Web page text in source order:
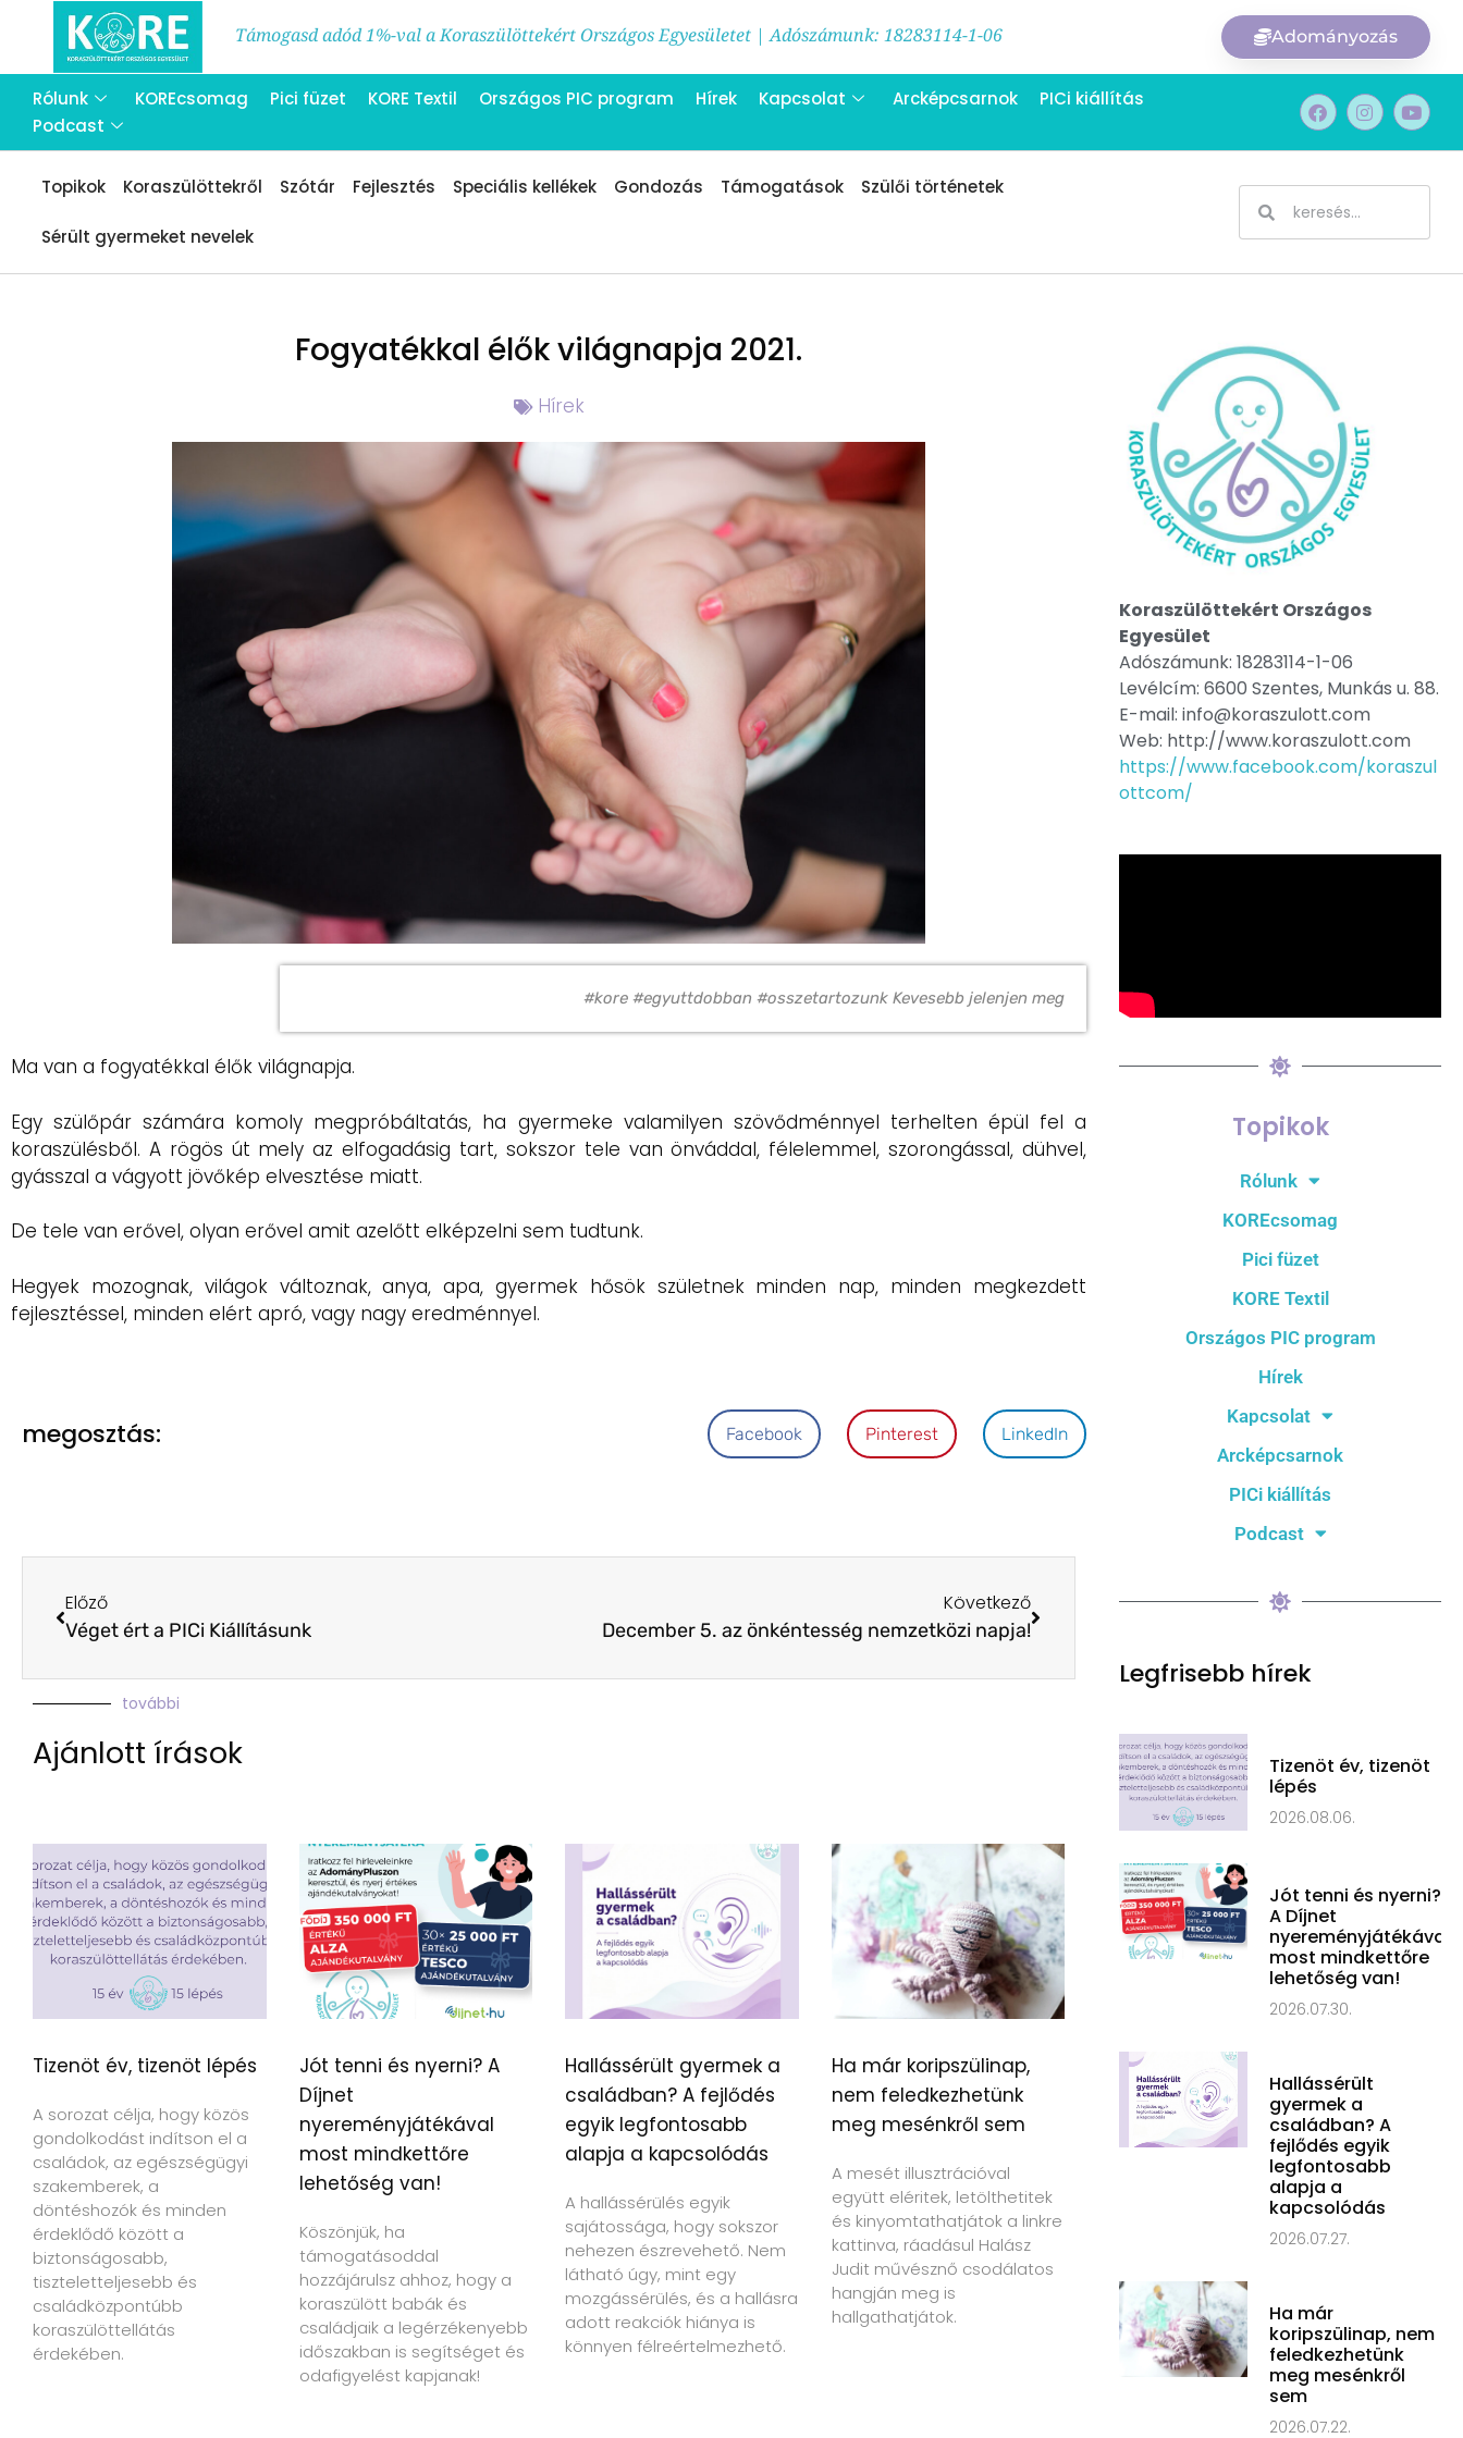
Támogasd adód 1%-val a Koraszülöttekért Országos Egyesületet | Adószámunk: 18283114-1-06 Adományozás
Rólunk KOREcsomag Pici füzet KORE Textil Országos PIC program Hírek Kapcsolat Arcképcsarnok
PICi kiállítás
Podcast
Topikok Koraszülöttekről Szótár Fejlesztés Speciális kellékek Gondozás Támogatások Szülői történetek
Sérült gyermeket nevelek
Fogyatékkal élők világnapja 2021.
Hírek
#kore #egyuttdobban #osszetartozunk Kevesebb jelenjen meg
Ma van a fogyatékkal élők világnapja.
Egy szülőpár számára komoly megpróbáltatás, ha gyermeke valamilyen szövődménnyel terhelten épül fel a
koraszülésből. A rögös út mely az elfogadásig tart, sokszor tele van önváddal, félelemmel, szorongással, dühvel,
gyásszal a vágyott jövőkép elvesztése miatt.
De tele van erővel, olyan erővel amit azelőtt elképzelni sem tudtunk.
Hegyek mozognak, világok változnak, anya, apa, gyermek hősök születnek minden nap, minden megkezdett
fejlesztéssel, minden elért apró, vagy nagy eredménnyel.
megosztás: Facebook Pinterest LinkedIn
Előző
Véget ért a PICi Kiállításunk
Következő
December 5. az önkéntesség nemzetközi napja!
további
Ajánlott írások
Tizenöt év, tizenöt lépés
A sorozat célja, hogy közös
gondolkodást indítson el a
családok, az egészségügyi
szakemberek, a
döntéshozók és minden
érdeklődő között a
biztonságosabb,
tiszteletteljesebb és
családközpontúbb
koraszülöttellátás
érdekében.
Jót tenni és nyerni? A
Díjnet
nyereményjátékával
most mindkettőre
lehetőség van!
Köszönjük, ha
támogatásoddal
hozzájárulsz ahhoz, hogy a
koraszülött babák és
családjaik a legérzékenyebb
időszakban is segítséget és
odafigyelést kapjanak!
Hallássérült gyermek a
családban? A fejlődés
egyik legfontosabb
alapja a kapcsolódás
A hallássérülés egyik
sajátossága, hogy sokszor
nehezen észrevehető. Nem
látható úgy, mint egy
mozgássérülés, és a hallásra
adott reakciók hiánya is
könnyen félreértelmezhető.
Ha már koripszülinap,
nem feledkezhetünk
meg mesénkről sem
A mesét illusztrációval
együtt eléritek, letölthetitek
és kinyomtathatjátok a linkre
kattinva, ráadásul Halász
Judit művésznő csodálatos
hangján meg is
hallgathatjátok.
Koraszülöttekért Országos
Egyesület
Adószámunk: 18283114-1-06
Levélcím: 6600 Szentes, Munkás u. 88.
E-mail: info@koraszulott.com
Web: http://www.koraszulott.com
https://www.facebook.com/koraszul
ottcom/
Topikok
Rólunk
KOREcsomag
Pici füzet
KORE Textil
Országos PIC program
Hírek
Kapcsolat
Arcképcsarnok
PICi kiállítás
Podcast
Legfrisebb hírek
Tizenöt év, tizenöt
lépés
2026.08.06.
Jót tenni és nyerni?
A Díjnet
nyereményjátékával
most mindkettőre
lehetőség van!
2026.07.30.
Hallássérült
gyermek a
családban? A
fejlődés egyik
legfontosabb
alapja a
kapcsolódás
2026.07.27.
Ha már
koripszülinap, nem
feledkezhetünk
meg mesénkről
sem
2026.07.22.